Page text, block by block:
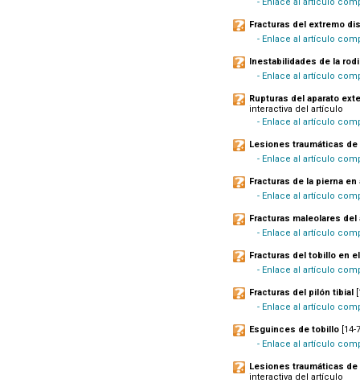
Fracturas del extremo
- Enlace al artículo
Inestabilidades de la
- Enlace al artículo
Rupturas del aparato
interactiva del artículo
- Enlace al artículo
Lesiones traumáticas
- Enlace al artículo
Fracturas de la pierna
- Enlace al artículo
Fracturas maleolares
- Enlace al artículo
Fracturas del tobillo en
- Enlace al artículo
Fracturas del pilón tibial
- Enlace al artículo
Esguinces de tobillo
- Enlace al artículo
Lesiones traumáticas
interactiva del artículo